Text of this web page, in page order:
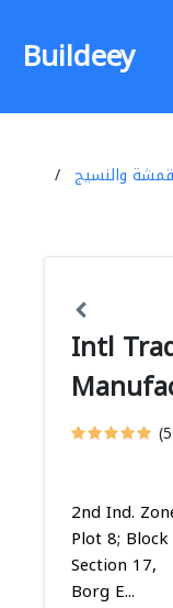
Buildeey
والنسيج
Intl
2nd Ind.
Plot 8;
Section 17,
Borg E...